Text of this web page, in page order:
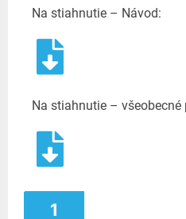
Na stiahnutie – Návod:
Na stiahnutie – všeobecné